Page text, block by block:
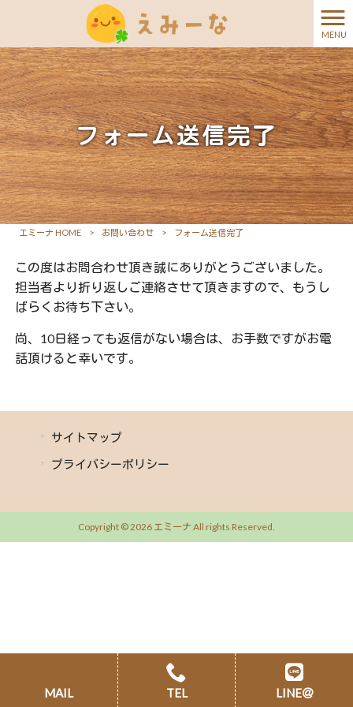
MENU
フォーム送信完了
エミーナ HOME > お問い合わせ > フォーム送信完了
この度はお問合わせ頂き誠にありがとうございました。
担当者より折り返しご連絡させて頂きますので、もうし
ばらくお待ち下さい。
尚、10日経っても返信がない場合は、お手数ですがお電
話頂けると幸いです。
サイトマップ
プライバシーポリシー
Copyright © 2026 エミーナ All rights Reserved.
MAIL TEL LINE＠